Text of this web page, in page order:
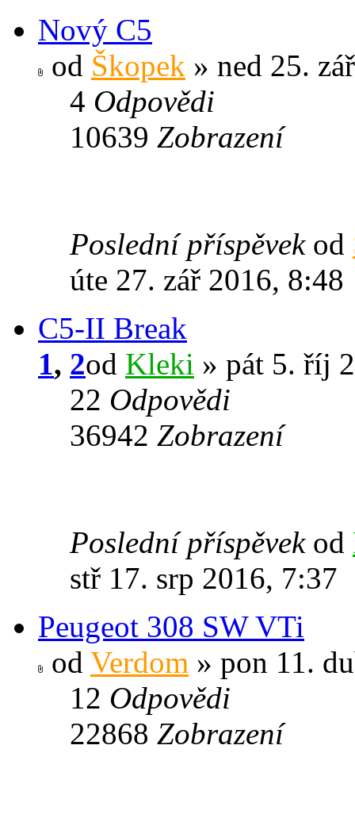
Nový C5
od Škopek » ned 25.
4 Odpovědi
10639 Zobrazení
Poslední příspěvek od
úte 27. zář 2016, 8:48
C5-II Break
1, 2od Kleki » pát 5. říj
22 Odpovědi
36942 Zobrazení
Poslední příspěvek od
stř 17. srp 2016, 7:37
Peugeot 308 SW VTi
od Verdom » pon 11.
12 Odpovědi
22868 Zobrazení